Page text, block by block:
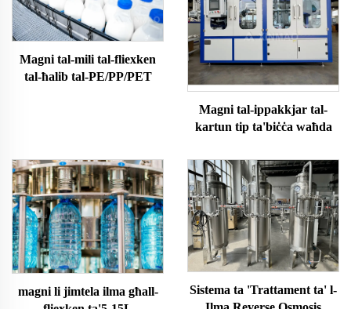
Magni tal-mili tal-fliexken
tal-ħalib tal-PE/PP/PET
Magni tal-ippakkjar tal-
kartun tip ta'biċċa waħda
magni li jimtela ilma għall-
Sistema ta 'Trattament ta' l-